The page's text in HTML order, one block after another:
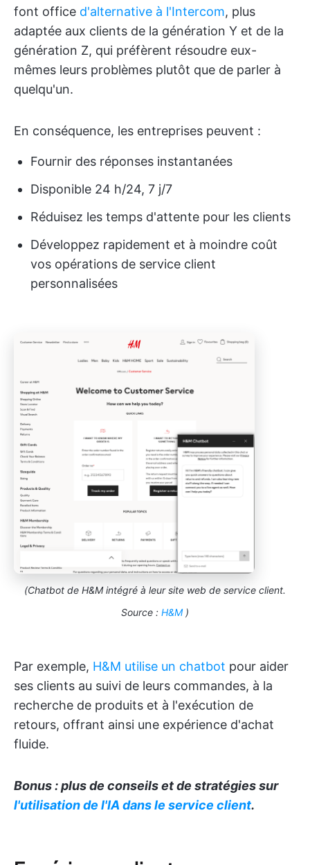
font office d'alternative à l'Intercom, plus
adaptée aux clients de la génération Y et de la
génération Z, qui préfèrent résoudre eux-
mêmes leurs problèmes plutôt que de parler à
quelqu'un.
En conséquence, les entreprises peuvent :
Fournir des réponses instantanées
Disponible 24 h/24, 7 j/7
Réduisez les temps d'attente pour les clients
Développez rapidement et à moindre coût
vos opérations de service client
personnalisées
(Chatbot de H&M intégré à leur site web de service client.
Source : H&M )
Par exemple, H&M utilise un chatbot pour aider
ses clients au suivi de leurs commandes, à la
recherche de produits et à l'exécution de
retours, offrant ainsi une expérience d'achat
fluide.
Bonus : plus de conseils et de stratégies sur
l'utilisation de l'IA dans le service client.